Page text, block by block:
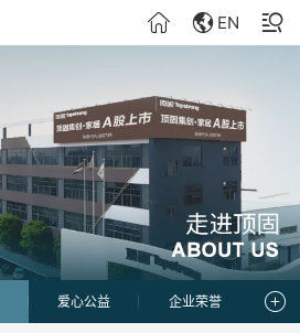
EN
爱心公益 企业荣誉